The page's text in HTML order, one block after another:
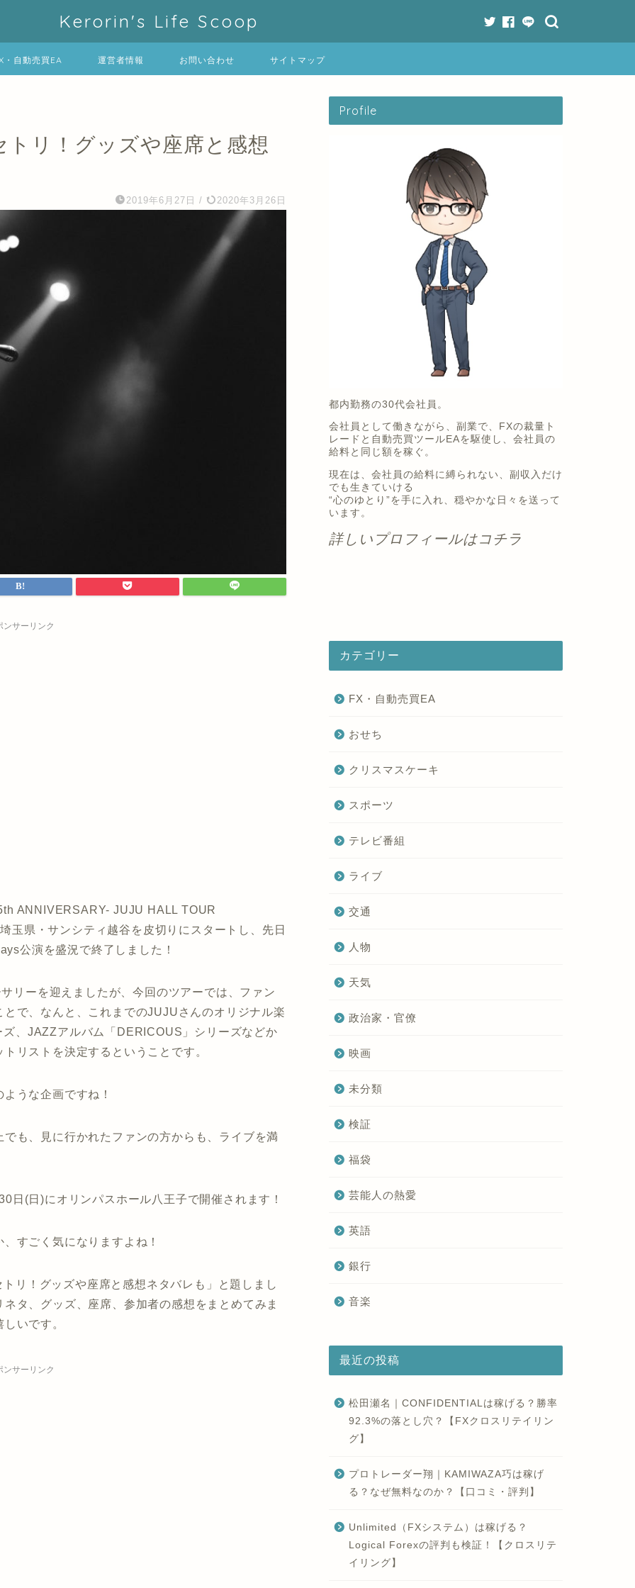
Kerorin's Life Scoop
・自動売買EA 運営者情報 お問い合わせ サイトマップ
リ！グッズや座席と感想
2019年6月27日 / 2020年3月26日
ンサーリンク
ANNIVERSARY- JUJU HALL TOUR
玉県・サンシティ越谷を皮切りにスタートし、先日
公演を盛況で終了しました！
リーを迎えましたが、今回のツアーでは、 ファン
とで、なんと、これまでのJUJUさんのオリジナル楽
、JAZZアルバム「DERICOUS」シリーズなどか
リストを決定するということです。
うな企画ですね！
も、見に行かれたファンの方からも、ライブを満
日(日)にオリンパスホール八王子で開催されます！
すごく気になりますよね！
リ！グッズや座席と感想ネタバレも」と題しまし
タ、グッズ、座席、参加者の感想 をまとめてみま
いです。
ンサーリンク
Profile
都内勤務の30代会社員。
会社員として働きながら、副業で、FXの裁量ト
レードと自動売買ツールEAを駆使し、会社員の
給料と同じ額を稼ぐ。
現在は、会社員の給料に縛られない、副収入だけ
でも生きていける
“心のゆとり”を手に入れ、穏やかな日々を送って
います。
詳しいプロフィールはコチラ
カテゴリー
FX・自動売買EA
おせち
クリスマスケーキ
スポーツ
テレビ番組
ライブ
交通
人物
天気
政治家・官僚
映画
未分類
検証
福袋
芸能人の熱愛
英語
銀行
音楽
最近の投稿
松田瀬名｜CONFIDENTIALは稼げる？勝率
92.3%の落とし穴？【FXクロスリテイリン
グ】
プロトレーダー翔｜KAMIWAZA巧は稼げ
る？なぜ無料なのか？【口コミ・評判】
Unlimited（FXシステム）は稼げる？
Logical Forexの評判も検証！【クロスリテ
イリング】